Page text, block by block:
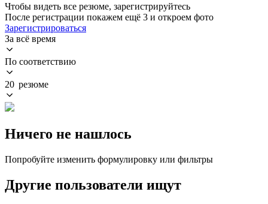
Чтобы видеть все резюме, зарегистрируйтесь
После регистрации покажем ещё 3 и откроем фото
Зарегистрироваться
За всё время
По соответствию
20 резюме
Ничего не нашлось
Попробуйте изменить формулировку или фильтры
Другие пользователи ищут